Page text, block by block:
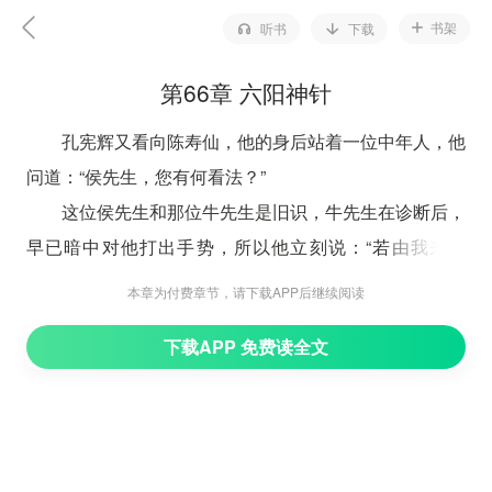
听书 下载 书架
第66章 六阳神针
孔宪辉又看向陈寿仙，他的身后站着一位中年人，他
问道：“侯先生，您有何看法？”
这位侯先生和那位牛先生是旧识，牛先生在诊断后，
早已暗中对他打出手势，所以他立刻说：“若由我来医
治，同样需要一个月。”
就要进京述职。以他现在的状态，必然造成极大的负面影
本章为付费章节，请下载APP后继续阅读
下载APP 免费读全文